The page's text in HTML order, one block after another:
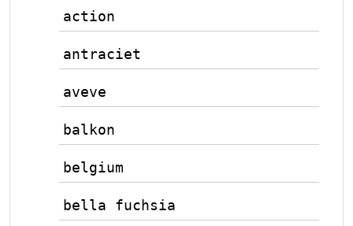
action
antraciet
aveve
balkon
belgium
bella fuchsia